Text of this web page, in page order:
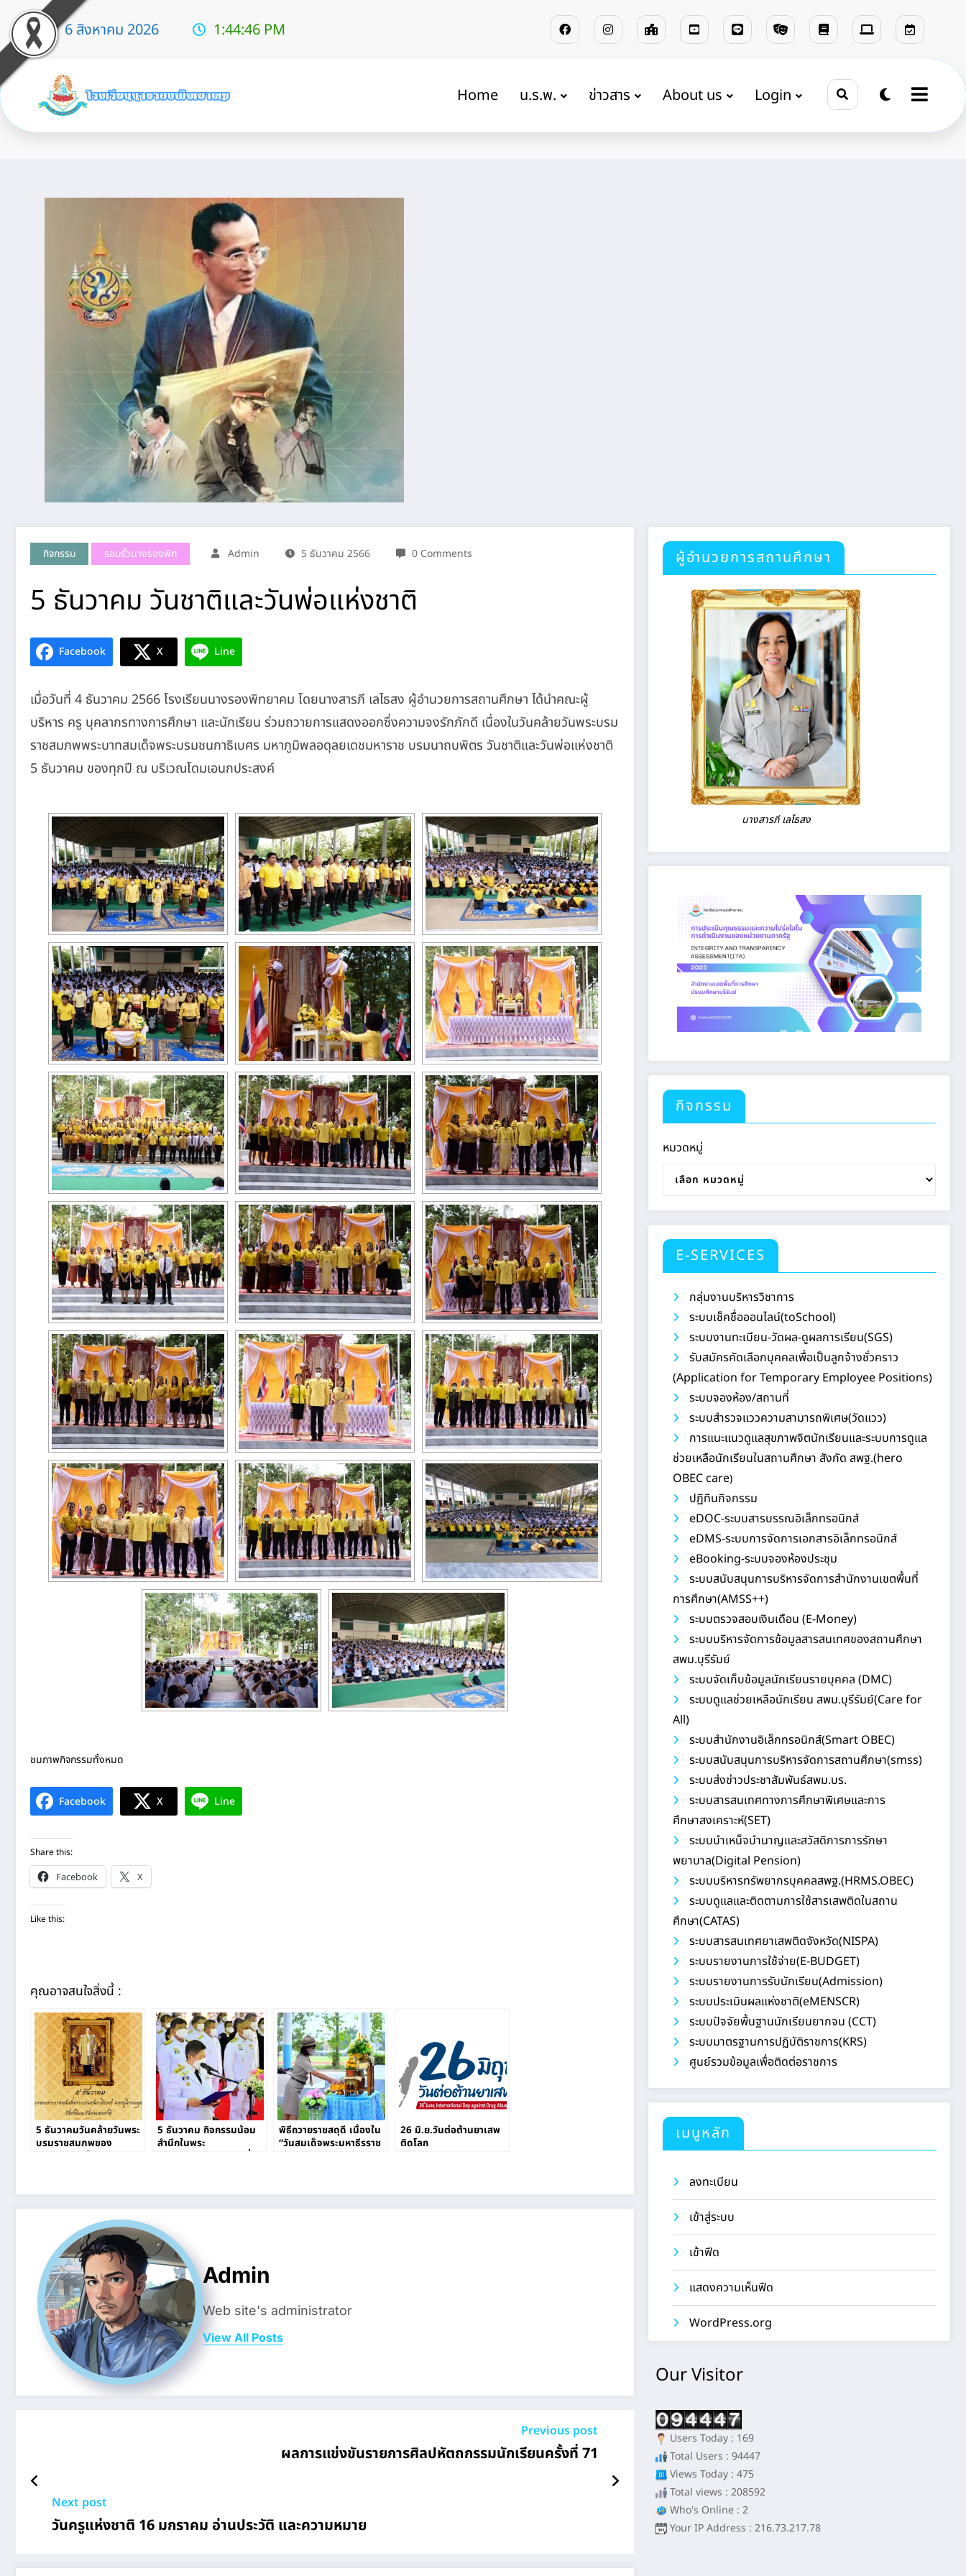
6 สิงหาคม 2026 1:44:47 PM
Home น.ร.พ. ข่าวสาร About us Login
5 ธันวาคม วันชาติและวันพ่อแห่งชาติ 5 ธันวาคม วันชาติและวันพ่อแห่งชาติ
กิจกรรม รอบรั้วนางรองพิท Admin 5 ธันวาคม 2566 0 Comments
5 ธันวาคม วันชาติและวันพ่อแห่งชาติ
Facebook X Line
เมื่อวันที่ 4 ธันวาคม 2566 โรงเรียนนางรองพิทยาคม โดยนางสารภี เลไธสง ผู้อำนวยการสถานศึกษา ได้นำคณะผู้
บริหาร ครู บุคลากรทางการศึกษา และนักเรียน ร่วมถวายการแสดงออกซึ่งความจงรักภักดี เนื่องในวันคล้ายวันพระบรม
ราชสมภพพระบาทสมเด็จพระบรมชนกาธิเบศร มหาภูมิพลอดุลยเดชมหาราช บรมนาถบพิตร วันชาติและวันพ่อแห่งชาติ
5 ธันวาคม ของทุกปี ณ บริเวณโดมเอนกประสงค์
ชมภาพกิจกรรมทั้งหมด
Facebook X Line
Share this:
Facebook
X
Like this:
คุณอาจสนใจสิ่งนี้ :
5 ธันวาคมวันคล้ายวันพระ
บรมราชสมภพของ
บพิตร
5 ธันวาคม กิจกรรมน้อม
สำนึกในพระ
พิธีถวายราชสดุดี เนื่องใน
“วันสมเด็จพระมหาธีรราช
26 มิ.ย.วันต่อต้านยาเสพ
ติดโลก
Admin
Web site's administrator
View All Posts
Previous post
ผลการแข่งขันรายการศิลปหัตถกรรมนักเรียนครั้งที่ 71
Next post
วันครูแห่งชาติ 16 มกราคม อ่านประวัติ และความหมาย
ผู้อำนวยการสถานศึกษา
นางสารภี เลไธสง
กิจกรรม
หมวดหมู่
E-SERVICES
กลุ่มงานบริหารวิชาการ
ระบบเช็คชื่อออนไลน์(toSchool)
ระบบงานทะเบียน-วัดผล-ดูผลการเรียน(SGS)
รับสมัครคัดเลือกบุคคลเพื่อเป็นลูกจ้างชั่วคราว
(Application for Temporary Employee Positions)
ระบบจองห้อง/สถานที่
ระบบสำรวจแววความสามารถพิเศษ(วัดแวว)
การแนะแนวดูแลสุขภาพจิตนักเรียนและระบบการดูแล
ช่วยเหลือนักเรียนในสถานศึกษา สังกัด สพฐ.(hero
OBEC care)
ปฏิทินกิจกรรม
eDOC-ระบบสารบรรณอิเล็กทรอนิกส์
eDMS-ระบบการจัดการเอกสารอิเล็กทรอนิกส์
eBooking-ระบบจองห้องประชุม
ระบบสนับสนุนการบริหารจัดการสำนักงานเขตพื้นที่
การศึกษา(AMSS++)
ระบบตรวจสอบเงินเดือน (E-Money)
ระบบบริหารจัดการข้อมูลสารสนเทศของสถานศึกษา
สพม.บุรีรัมย์
ระบบจัดเก็บข้อมูลนักเรียนรายบุคคล (DMC)
ระบบดูแลช่วยเหลือนักเรียน สพม.บุรีรัมย์(Care for
All)
ระบบสำนักงานอิเล็กทรอนิกส์(Smart OBEC)
ระบบสนับสนุนการบริหารจัดการสถานศึกษา(smss)
ระบบส่งข่าวประชาสัมพันธ์สพม.บร.
ระบบสารสนเทศทางการศึกษาพิเศษและการ
ศึกษาสงเคราะห์(SET)
ระบบบำเหน็จบำนาญและสวัสดิการการรักษา
พยาบาล(Digital Pension)
ระบบบริหารทรัพยากรบุคคลสพฐ.(HRMS.OBEC)
ระบบดูแลและติดตามการใช้สารเสพติดในสถาน
ศึกษา(CATAS)
ระบบสารสนเทศยาเสพติดจังหวัด(NISPA)
ระบบรายงานการใช้จ่าย(E-BUDGET)
ระบบรายงานการรับนักเรียน(Admission)
ระบบประเมินผลแห่งชาติ(eMENSCR)
ระบบปัจจัยพื้นฐานนักเรียนยากจน (CCT)
ระบบมาตรฐานการปฏิบัติราชการ(KRS)
ศูนย์รวมข้อมูลเพื่อติดต่อราชการ
เมนูหลัก
ลงทะเบียน
เข้าสู่ระบบ
เข้าฟีด
แสดงความเห็นฟีด
WordPress.org
Our Visitor
Users Today : 169
Total Users : 94447
Views Today : 475
Total views : 208592
Who's Online : 2
Your IP Address : 216.73.217.78